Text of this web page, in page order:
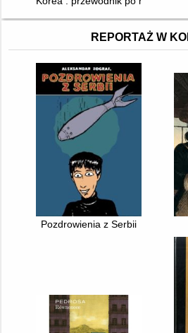
REPORTAŻ W
Pozdrowienia z Serbii